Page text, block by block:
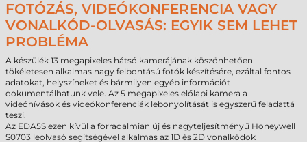
FOTÓZÁS, VIDEÓKONFERENCIA VAGY
VONALKÓD-OLVASÁS: EGYIK SEM LEHET
PROBLÉMA
A készülék 13 megapixeles hátsó kamerájának köszönhetően
tökéletesen alkalmas nagy felbontású fotók készítésére, ezáltal fontos
adatokat, helyszíneket és bármilyen egyéb információt
dokumentálhatunk vele. Az 5 megapixeles előlapi kamera a
videóhívások és videókonferenciák lebonyolítását is egyszerű feladattá
teszi.
Az EDA5S ezen kívül a forradalmian új és nagyteljesítményű Honeywell
S0703 leolvasó segítségével alkalmas az 1D és 2D vonalkódok